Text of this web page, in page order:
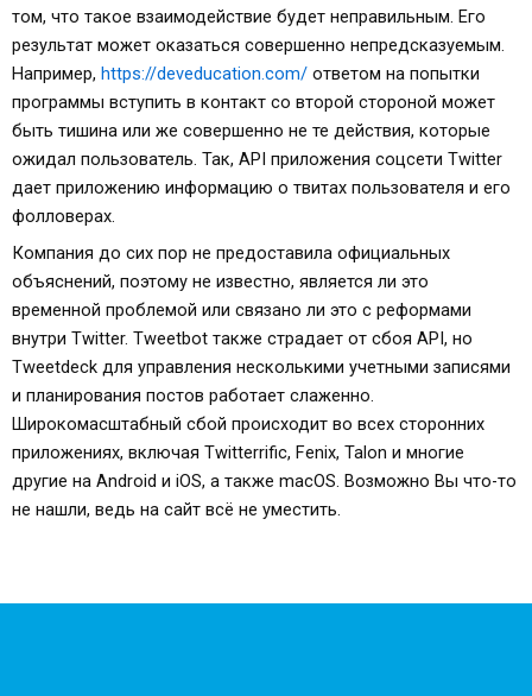
том, что такое взаимодействие будет неправильным. Его
результат может оказаться совершенно непредсказуемым.
Например, https://deveducation.com/ ответом на попытки
программы вступить в контакт со второй стороной может
быть тишина или же совершенно не те действия, которые
ожидал пользователь. Так, API приложения соцсети Twitter
дает приложению информацию о твитах пользователя и его
фолловерах.
Компания до сих пор не предоставила официальных
объяснений, поэтому не известно, является ли это
временной проблемой или связано ли это с реформами
внутри Twitter. Tweetbot также страдает от сбоя API, но
Tweetdeck для управления несколькими учетными записями
и планирования постов работает слаженно.
Широкомасштабный сбой происходит во всех сторонних
приложениях, включая Twitterrific, Fenix, Talon и многие
другие на Android и iOS, а также macOS. Возможно Вы что-то
не нашли, ведь на сайт всё не уместить.